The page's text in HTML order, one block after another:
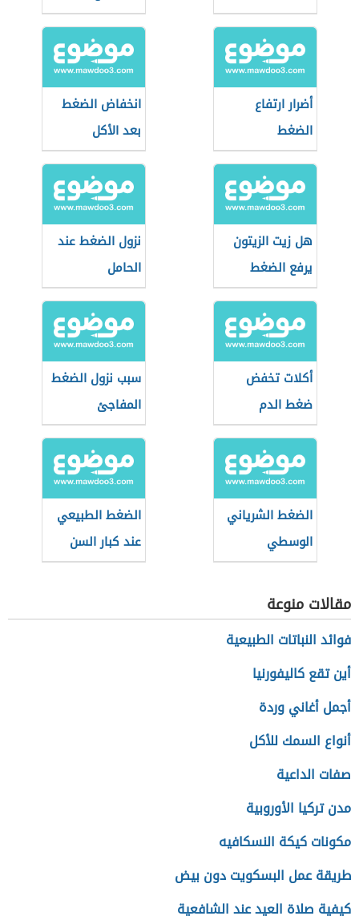
الشباب
أضرار ارتفاع
الضغط
انخفاض الضغط
بعد الأكل
هل زيت الزيتون
يرفع الضغط
نزول الضغط عند
الحامل
أكلات تخفض
ضغط الدم
سبب نزول الضغط
المفاجئ
الضغط الشرياني
الوسطي
الضغط الطبيعي
عند كبار السن
مقالات منوعة
فوائد النباتات الطبيعية
أين تقع كاليفورنيا
أجمل أغاني وردة
أنواع السمك للأكل
صفات الداعية
مدن تركيا الأوروبية
مكونات كيكة النسكافيه
طريقة عمل البسكويت دون بيض
كيفية صلاة العيد عند الشافعية